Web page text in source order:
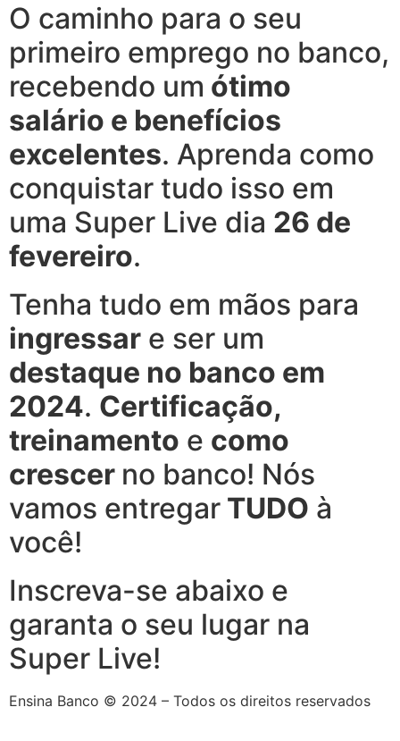
O caminho para o seu
primeiro emprego no banco,
recebendo um ótimo
salário e benefícios
excelentes. Aprenda como
conquistar tudo isso em
uma Super Live dia 26 de
fevereiro.
Tenha tudo em mãos para
ingressar e ser um
destaque no banco em
2024. Certificação,
treinamento e como
crescer no banco! Nós
vamos entregar TUDO à
você!
Inscreva-se abaixo e
garanta o seu lugar na
Super Live!
Ensina Banco © 2024 – Todos os direitos reservados